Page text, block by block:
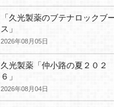
「久光製薬のブテナロックブ
ス」
2026年08月05日
久光製薬「仲小路の夏２０２
６」
2026年08月04日